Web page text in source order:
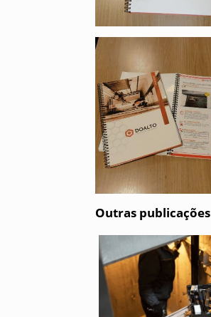
Outras publicações